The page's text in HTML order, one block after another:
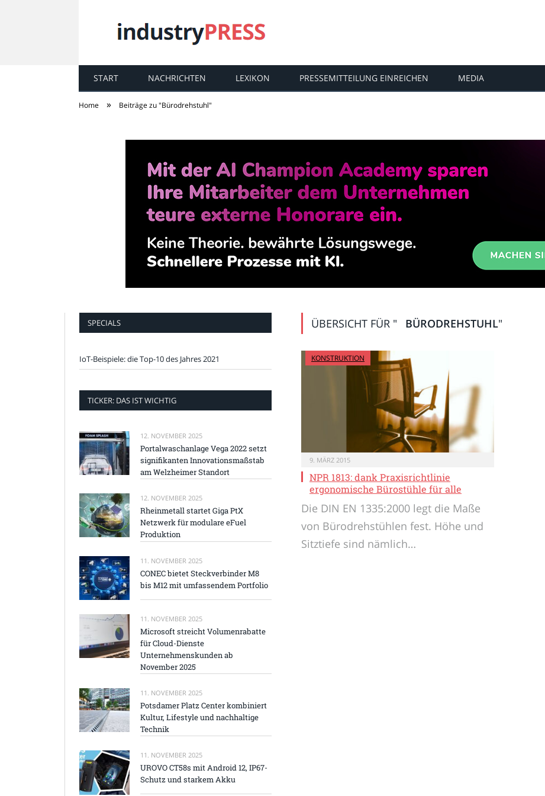
industryPRESS
START NACHRICHTEN LEXIKON PRESSEMITTEILUNG EINREICHEN MEDIA
Home » Beiträge zu "Bürodrehstuhl"
ÜBERSICHT FÜR " BÜRODREHSTUHL"
KONSTRUKTION
9. MÄRZ 2015
NPR 1813: dank Praxisrichtlinie
ergonomische Bürostühle für alle
Die DIN EN 1335:2000 legt die Maße
von Bürodrehstühlen fest. Höhe und
Sitztiefe sind nämlich…
SPECIALS
IoT-Beispiele: die Top-10 des Jahres 2021
TICKER: DAS IST WICHTIG
12. NOVEMBER 2025
Portalwaschanlage Vega 2022 setzt
signifikanten Innovationsmaßstab
am Welzheimer Standort
12. NOVEMBER 2025
Rheinmetall startet Giga PtX
Netzwerk für modulare eFuel
Produktion
11. NOVEMBER 2025
CONEC bietet Steckverbinder M8
bis M12 mit umfassendem Portfolio
11. NOVEMBER 2025
Microsoft streicht Volumenrabatte
für Cloud-Dienste
Unternehmenskunden ab
November 2025
11. NOVEMBER 2025
Potsdamer Platz Center kombiniert
Kultur, Lifestyle und nachhaltige
Technik
11. NOVEMBER 2025
UROVO CT58s mit Android 12, IP67-
Schutz und starkem Akku